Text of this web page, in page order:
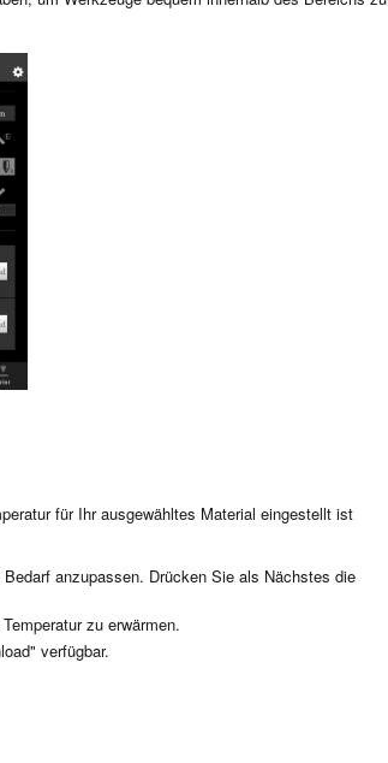
für Ihr ausgewähltes Material eingestellt ist
anzupassen. Drücken Sie als Nächstes die
zu erwärmen.
verfügbar.